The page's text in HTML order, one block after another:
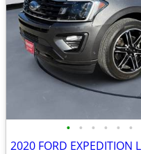
• • • • • •